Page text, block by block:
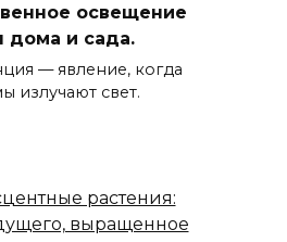
освещение
дома и сада.
— явление, когда
излучают свет.